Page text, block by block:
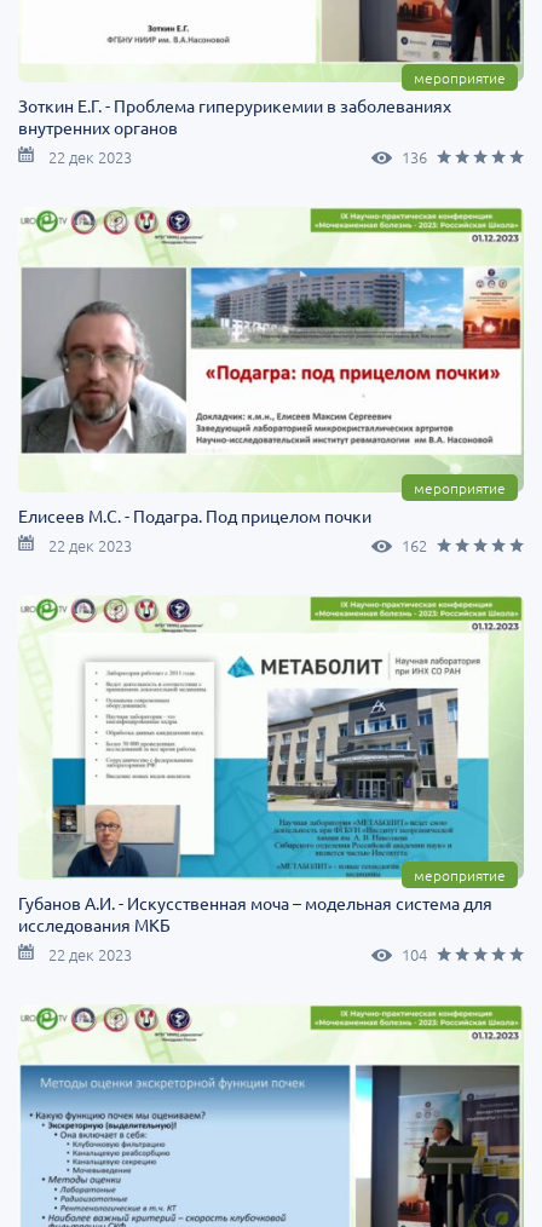
мероприятие
Зоткин Е.Г. - Проблема гиперурикемии в заболеваниях
внутренних органов
22 дек 2023 136
мероприятие
Елисеев М.С. - Подагра. Под прицелом почки
22 дек 2023 162
мероприятие
Губанов А.И. - Искусственная моча – модельная система для
исследования МКБ
22 дек 2023 104